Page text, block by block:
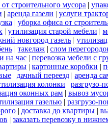
строительного мусора |
| аренда газели | услуги
| уборка офиса от
| утилизация старой мебели |
новгород газель |
| такелаж | слом
на час | перевозка мебели с
| картонные коробки |
| дачный переезд | аренда
колонки | разгрузо-
оконных рам | вывоз
газелью | разгрузо-
| доставка до квартиры |
| заказать перевозку в